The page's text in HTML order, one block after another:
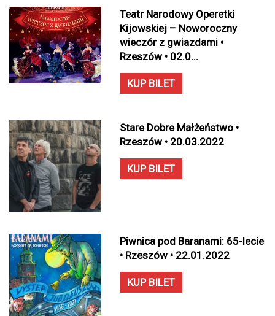
Teatr Narodowy Operetki
Kijowskiej – Noworoczny
wieczór z gwiazdami •
Rzeszów • 02.0...
KUP BILET
Stare Dobre Małżeństwo •
Rzeszów • 20.03.2022
KUP BILET
Piwnica pod Baranami: 65-lecie
• Rzeszów • 22.01.2022
KUP BILET